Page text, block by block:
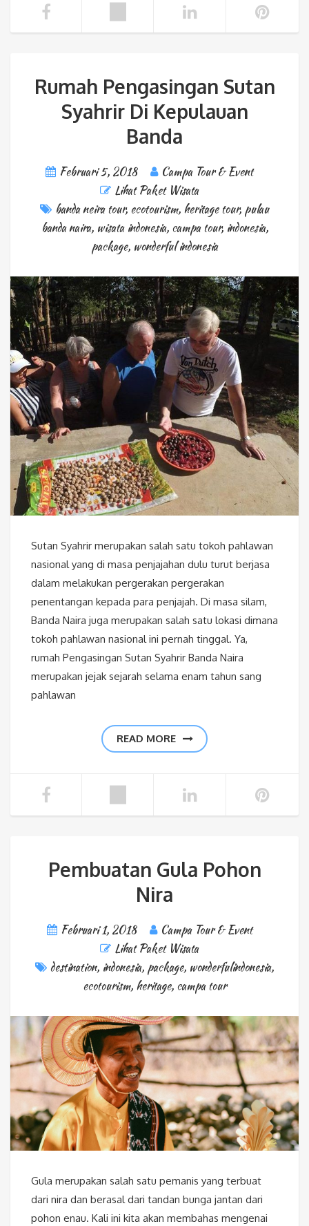
Rumah Pengasingan Sutan
Syahrir Di Kepulauan
Banda
Februari 5, 2018
Campa Tour & Event
Lihat Paket Wisata
banda neira tour, ecotourism, heritage tour, pulau
banda naira, wisata indonesia, campa tour, indonesia,
package, wonderful indonesia
Sutan Syahrir merupakan salah satu tokoh pahlawan
nasional yang di masa penjajahan dulu turut berjasa
dalam melakukan pergerakan pergerakan
penentangan kepada para penjajah. Di masa silam,
Banda Naira juga merupakan salah satu lokasi dimana
tokoh pahlawan nasional ini pernah tinggal. Ya,
rumah Pengasingan Sutan Syahrir Banda Naira
merupakan jejak sejarah selama enam tahun sang
pahlawan
READ MORE
Pembuatan Gula Pohon
Nira
Februari 1, 2018
Campa Tour & Event
Lihat Paket Wisata
destination, indonesia, package, wonderfulindonesia,
ecotourism, heritage, campa tour
Gula merupakan salah satu pemanis yang terbuat
dari nira dan berasal dari tandan bunga jantan dari
pohon enau. Kali ini kita akan membahas mengenai